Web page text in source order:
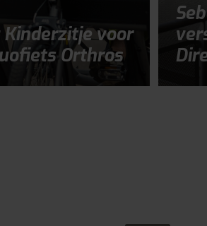
Kinderzitje voor
Orthros